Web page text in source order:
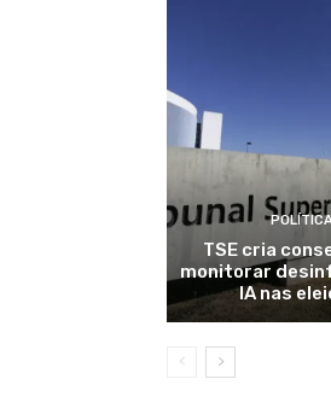
TSE cria
monitorar
IA nas